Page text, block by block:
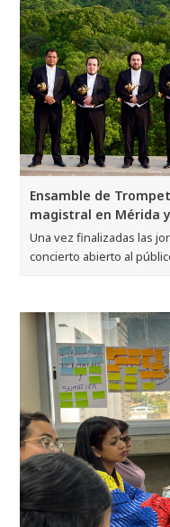
Ensamble de
magistral en Mérida
Una vez finalizadas las
concierto abierto al